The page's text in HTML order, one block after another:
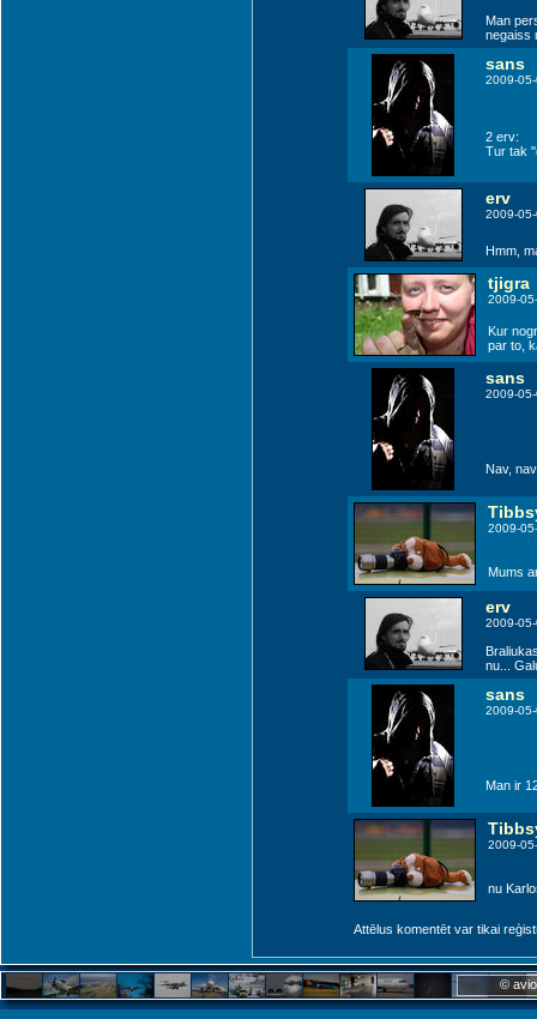
Lublin (LUZ)
Man
negaiss
sans
2009-
2 erv:
Tur tak
erv
2009-
Hmm,
tjigra
2009-
Kur
par to,
sans
2009-
Nav,
2009-
Mums
erv
2009-
nu...
sans
2009-
Man ir
2009-
nu
Attēlus komentēt var tikai
©